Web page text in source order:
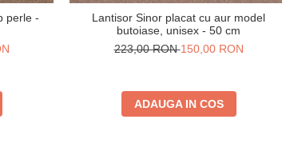
perle -
Lantisor Sinor placat cu aur model
butoiase, unisex - 50 cm
223,00 RON150,00 RON
ADAUGA IN COS